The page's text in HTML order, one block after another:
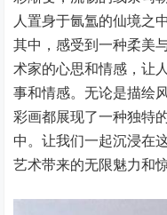
人置身于氤氲的仙境之
其中，感受到一种柔美
术家的心思和情感，让
事和情感。无论是描绘
彩画都展现了一种独特
中。让我们一起沉浸在
艺术带来的无限魅力和惊